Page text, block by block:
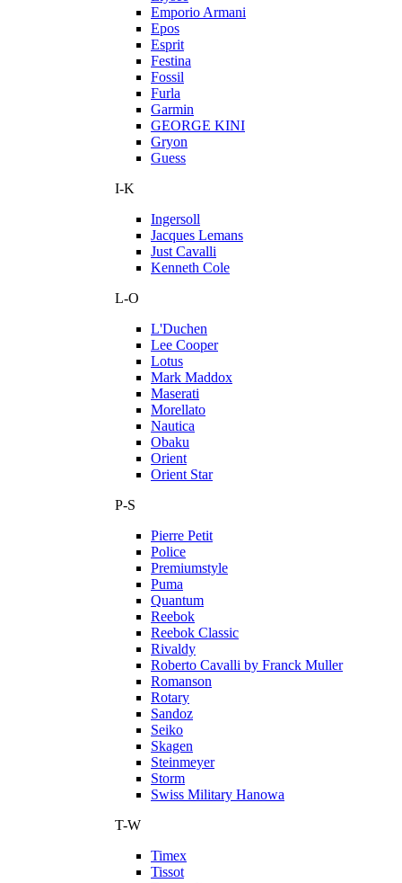
Emporio Armani
Epos
Esprit
Festina
Fossil
Furla
Garmin
GEORGE KINI
Gryon
Guess
I-K
Ingersoll
Jacques Lemans
Just Cavalli
Kenneth Cole
L-O
L'Duchen
Lee Cooper
Lotus
Mark Maddox
Maserati
Morellato
Nautica
Obaku
Orient
Orient Star
P-S
Pierre Petit
Police
Premiumstyle
Puma
Quantum
Reebok
Reebok Classic
Rivaldy
Roberto Cavalli by Franck Muller
Romanson
Rotary
Sandoz
Seiko
Skagen
Steinmeyer
Storm
Swiss Military Hanowa
T-W
Timex
Tissot